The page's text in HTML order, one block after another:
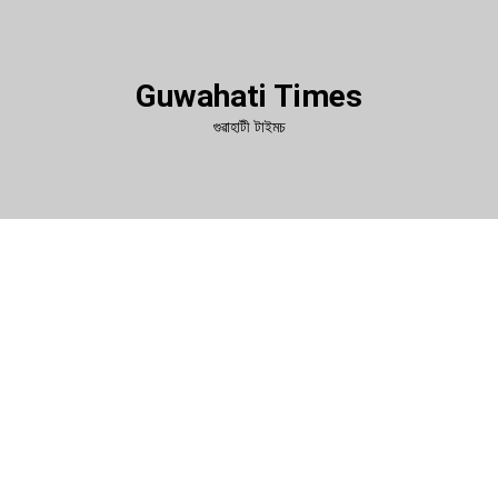
Guwahati Times
গুৱাহাটী টাইমচ